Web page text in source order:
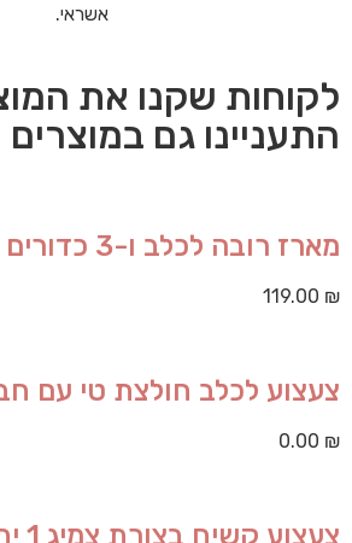
לקוחות שקנו את
התעניינו גם
מארז רובה לכלב ו-3 כדורים
119.00 ₪
צעצוע לכלב חולצת טי עם חבל 1
0.00 ₪
צעצוע קשיח בצורת צמיג 1 יחידות